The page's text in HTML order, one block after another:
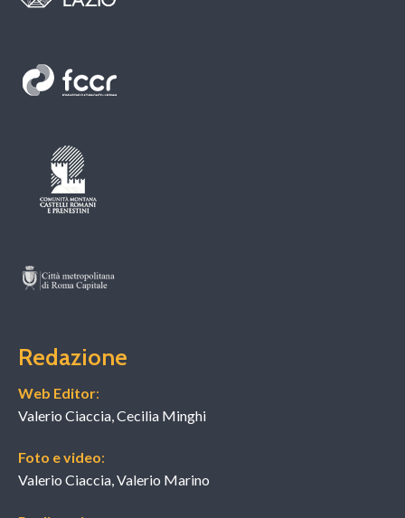
Redazione
Web Editor:
Valerio Ciaccia, Cecilia Minghi
Foto e video:
Valerio Ciaccia, Valerio Marino